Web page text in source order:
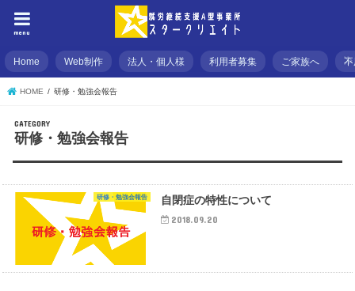
menu
Home Web制作 法人・個人様 利用者募集 ご家族へ
HOME 研修・勉強会報告
研修・勉強会報告
研修・勉強会報告 自閉症の特性について
2018.09.20